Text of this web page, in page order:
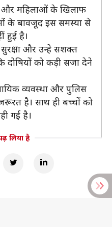
और महिलाओं के खिलाफ
के बावजूद इस समस्या से
हुई है।
सुरक्षा और उन्हे सशक्त
दोषियों को कड़ी सजा देने
व्यवस्था और पुलिस
है। साथ ही बच्चों को
गई है।
लिया है